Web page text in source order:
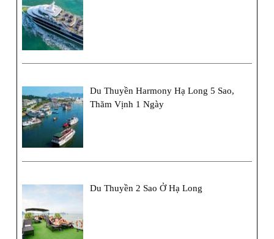
Du Thuyền Harmony Hạ Long 5 Sao,
Thăm Vịnh 1 Ngày
Du Thuyền 2 Sao Ở Hạ Long